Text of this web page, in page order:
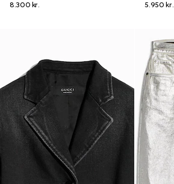
8.300 kr.
5.950 kr.